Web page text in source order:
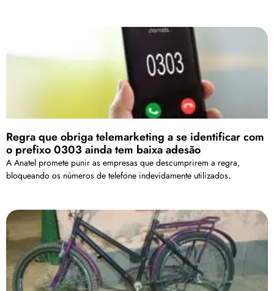
Regra que obriga telemarketing a se identificar com
o prefixo 0303 ainda tem baixa adesão
A Anatel promete punir as empresas que descumprirem a regra,
bloqueando os números de telefone indevidamente utilizados.